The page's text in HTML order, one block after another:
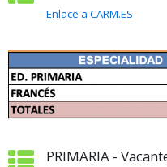
Enlace a CARM.ES
PRIMARIA -